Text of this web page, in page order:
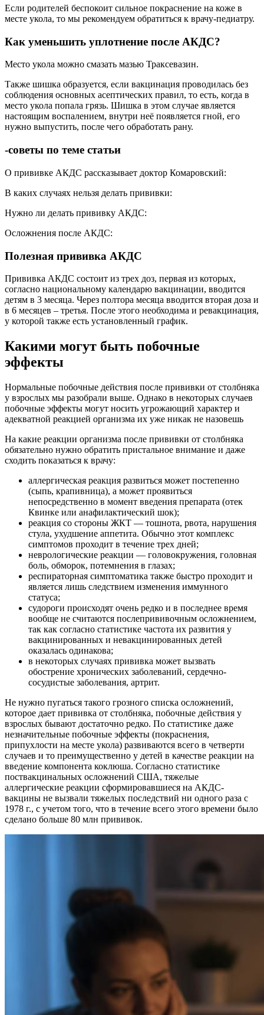
Если родителей беспокоит сильное покраснение на коже в
месте укола, то мы рекомендуем обратиться к врачу-педиатру.
Как уменьшить уплотнение после АКДС?
Место укола можно смазать мазью Траксевазин.
Также шишка образуется, если вакцинация проводилась без
соблюдения основных асептических правил, то есть, когда в
место укола попала грязь. Шишка в этом случае является
настоящим воспалением, внутри неё появляется гной, его
нужно выпустить, после чего обработать рану.
-советы по теме статьи
О прививке АКДС рассказывает доктор Комаровский:
В каких случаях нельзя делать прививки:
Нужно ли делать прививку АКДС:
Осложнения после АКДС:
Полезная прививка АКДС
Прививка АКДС состоит из трех доз, первая из которых,
согласно национальному календарю вакцинации, вводится
детям в 3 месяца. Через полтора месяца вводится вторая доза и
в 6 месяцев – третья. После этого необходима и ревакцинация,
у которой также есть установленный график.
Какими могут быть побочные
эффекты
Нормальные побочные действия после прививки от столбняка
у взрослых мы разобрали выше. Однако в некоторых случаев
побочные эффекты могут носить угрожающий характер и
адекватной реакцией организма их уже никак не назовешь
На какие реакции организма после прививки от столбняка
обязательно нужно обратить пристальное внимание и даже
сходить показаться к врачу:
аллергическая реакция развиться может постепенно
(сыпь, крапивница), а может проявиться
непосредственно в момент введения препарата (отек
Квинке или анафилактический шок);
реакция со стороны ЖКТ — тошнота, рвота, нарушения
стула, ухудшение аппетита. Обычно этот комплекс
симптомов проходит в течение трех дней;
неврологические реакции — головокружения, головная
боль, обморок, потемнения в глазах;
респираторная симптоматика также быстро проходит и
является лишь следствием изменения иммунного
статуса;
судороги происходят очень редко и в последнее время
вообще не считаются послепрививочным осложнением,
так как согласно статистике частота их развития у
вакцинированных и невакцинированных детей
оказалась одинакова;
в некоторых случаях прививка может вызвать
обострение хронических заболеваний, сердечно-
сосудистые заболевания, артрит.
Не нужно пугаться такого грозного списка осложнений,
которое дает прививка от столбняка, побочные действия у
взрослых бывают достаточно редко. По статистике даже
незначительные побочные эффекты (покраснения,
припухлости на месте укола) развиваются всего в четверти
случаев и то преимущественно у детей в качестве реакции на
введение компонента коклюша. Согласно статистике
поствакцинальных осложнений США, тяжелые
аллергические реакции сформировавшиеся на АКДС-
вакцины не вызвали тяжелых последствий ни одного раза с
1978 г., с учетом того, что в течение всего этого времени было
сделано больше 80 млн прививок.